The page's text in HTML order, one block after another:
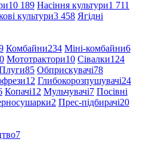
10 189 Насіння культури1 711
культури3 458 Ягідні
Комбайни234 Міні-комбайни6
Мототрактори10 Сівалки124
85 Обприскувачі78
12 Глибокорозпушувачі24
Копачі12 Мульчувачі7 Посівні
2 Прес-підбирачі20
7